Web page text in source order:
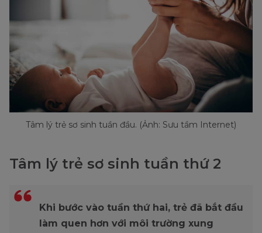
Tâm lý trẻ sơ sinh tuần đầu. (Ảnh: Sưu tầm Internet)
Tâm lý trẻ sơ sinh tuần thứ 2
Khi bước vào tuần thứ hai, trẻ đã bắt đầu
làm quen hơn với môi trường xung